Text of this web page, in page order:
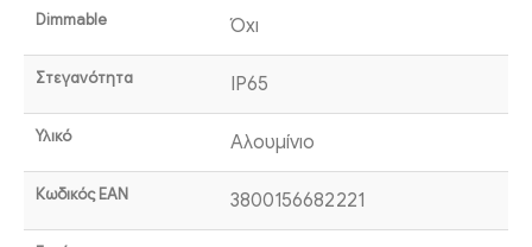
Dimmable Όχι
Στεγανότητα IP65
Υλικό Αλουμίνιο
Κωδικός EAN 3800156682221